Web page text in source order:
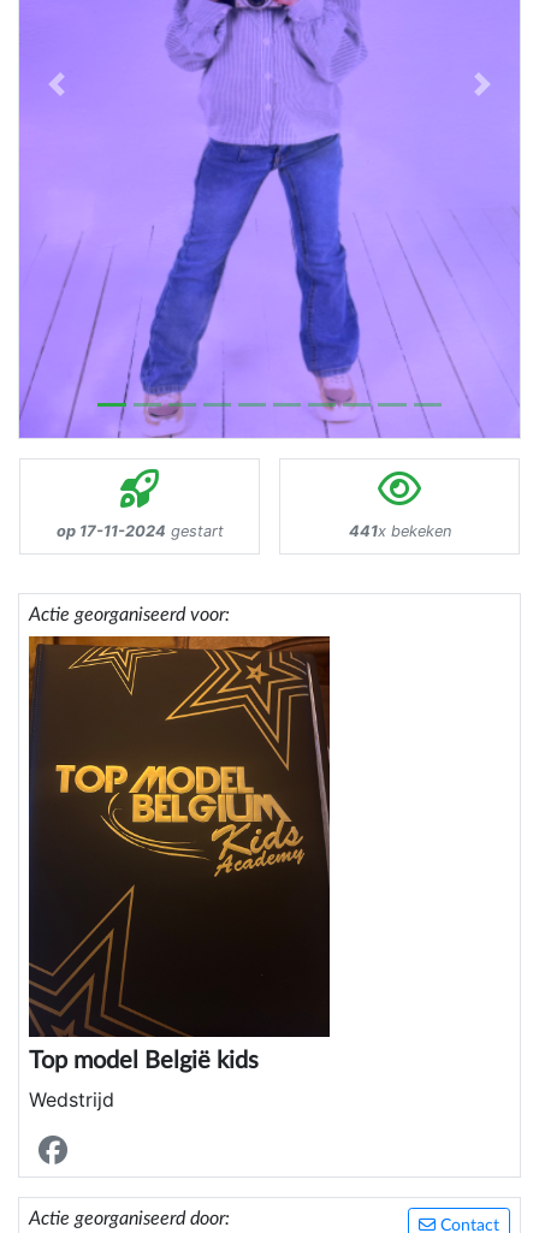
Previous Next
op 17-11-2024 gestart 441x bekeken
Actie georganiseerd voor:
Top model België kids
Wedstrijd
Contact
Actie georganiseerd door: